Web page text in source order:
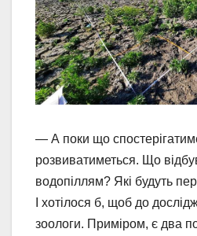
— А поки що
розвиватиметься. Що
водопіллям? Які будуть
І хотілося б, щоб до
зоологи. Приміром, є два